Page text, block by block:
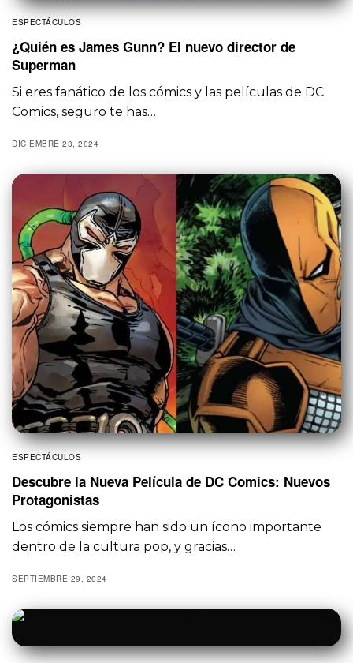
ESPECTÁCULOS
¿Quién es James Gunn? El nuevo director de
Superman
Si eres fanático de los cómics y las películas de DC
Comics, seguro te has…
DICIEMBRE 23, 2024
ESPECTÁCULOS
Descubre la Nueva Película de DC Comics: Nuevos
Protagonistas
Los cómics siempre han sido un ícono importante
dentro de la cultura pop, y gracias…
SEPTIEMBRE 29, 2024